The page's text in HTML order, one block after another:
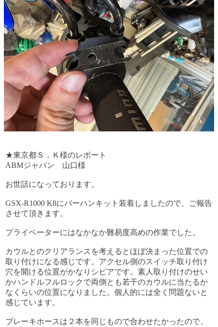
★東京都Ｓ．Ｋ様のレポート
ABMジャパン 山口様
お世話になっております。
GSX-R1000 K8にバーハンキット装着しましたので、ご報告
させて頂きます。
プライベーターにはなかなか難易度高めの作業でした。
カウルとのクリアランスを考えるとほぼ決まった位置での
取り付けになる感じです。アクセル側のスイッチ取り付け
穴を開ける位置がかなりシビアです。素人取り付けのせい
かハンドルフルロックで両側とも若干のカウルに当たるか
なくらいの位置になりました。個人的には全く問題ないと
感じています。
ブレーキホースは２本を同じもので合わせたかったので、